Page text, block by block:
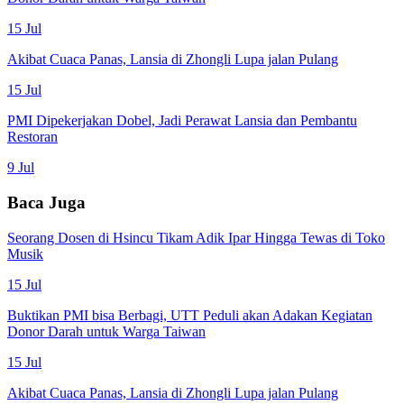
15 Jul
Akibat Cuaca Panas, Lansia di Zhongli Lupa jalan Pulang
15 Jul
PMI Dipekerjakan Dobel, Jadi Perawat Lansia dan Pembantu
Restoran
9 Jul
Baca Juga
Seorang Dosen di Hsincu Tikam Adik Ipar Hingga Tewas di Toko
Musik
15 Jul
Buktikan PMI bisa Berbagi, UTT Peduli akan Adakan Kegiatan
Donor Darah untuk Warga Taiwan
15 Jul
Akibat Cuaca Panas, Lansia di Zhongli Lupa jalan Pulang